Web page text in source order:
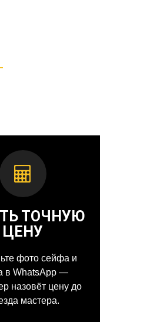
ТОЧНУЮ
ЦЕНУ
фото сейфа и
в WhatsApp —
назовёт цену до
мастера.